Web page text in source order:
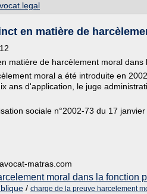
en matière de
matière de harcèlement moral dans
moral a été introduite en
ans d'application, le juge
sociale n°2002-73 du 17
matras.com
moral dans la fonction
/ charge de la preuve harcelement